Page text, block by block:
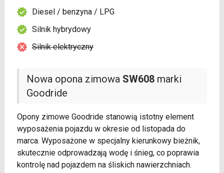
Nowa opona zimowa SW608marki
Goodride
Opony zimowe Goodride stanowią istotny element
wyposażenia pojazdu w okresie od listopada do
marca. Wyposażone w specjalny kierunkowy bieżnik,
skutecznie odprowadzają wodę i śnieg, co poprawia
kontrolę nad pojazdem na śliskich nawierzchniach.
Diesel / benzyna / LPG
Silnik hybrydowy
Silnik elektryczny